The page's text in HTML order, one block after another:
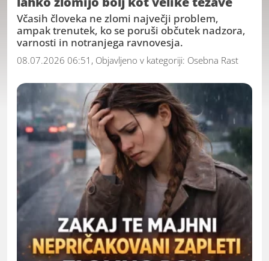
Včasih človeka ne zlomi največji problem,
ampak trenutek, ko se poruši občutek nadzora,
varnosti in notranjega ravnovesja.
08.07.2026 06:51, Objavljeno v kategoriji: Osebna Rast